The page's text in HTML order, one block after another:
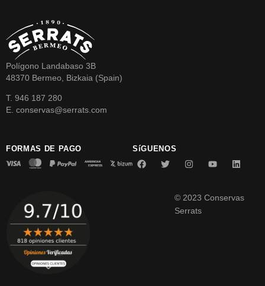
Polígono Landabaso 3B
48370 Bermeo, Bizkaia (Spain)
T. 946 187 280
E. conservas@serrats.com
FORMAS DE PAGO SíGUENOS
© 2023 Conservas
Serrats